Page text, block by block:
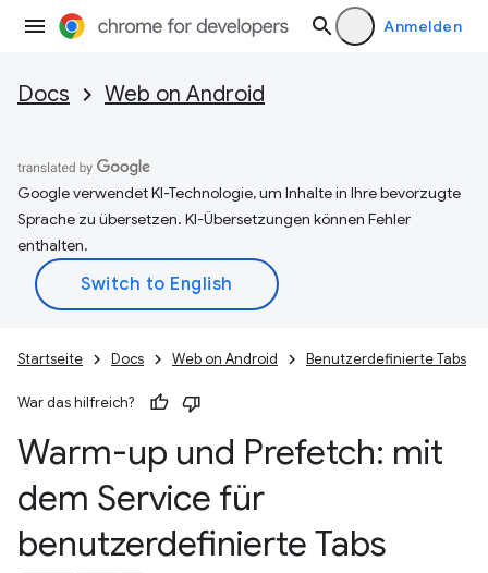
Anmelden
Docs Web on Android
Google verwendet KI-Technologie, um Inhalte in Ihre bevorzugte
Sprache zu übersetzen. KI-Übersetzungen können Fehler
enthalten.
Startseite Docs Web on Android Benutzerdefinierte Tabs
War das hilfreich?
Warm-up und Prefetch: mit
dem Service für
benutzerdefinierte Tabs